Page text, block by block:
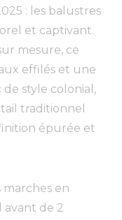
: les balustres
et captivant.
mesure, ce
effilés et une
style colonial,
traditionnel
épurée et
marches en
avant de 2